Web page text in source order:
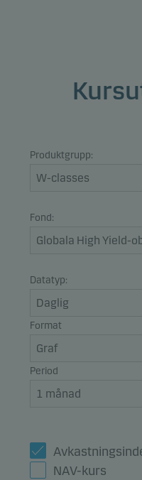
Produktgrupp:
Fond:
Datatyp:
Format
Period
NAV-kurs